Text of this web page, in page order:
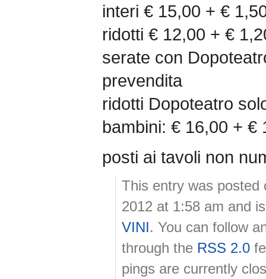
interi € 15,00 + €
ridotti € 12,00 + €
serate con
prevendita
ridotti Dopoteatro
bambini: € 16,00 + €
posti ai tavoli non
This entry was posted
2012 at 1:58 am and
VINI . You can follow
through the RSS 2.0
pings are currently